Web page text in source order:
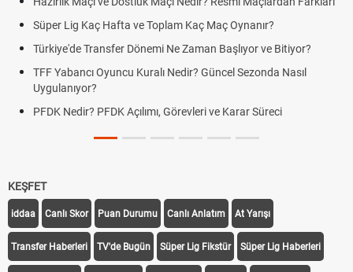
Süper Lig Kaç Hafta ve Toplam Kaç Maç Oynanır?
Türkiye'de Transfer Dönemi Ne Zaman Başlıyor ve Bitiyor?
TFF Yabancı Oyuncu Kuralı Nedir? Güncel Sezonda Nasıl
Uygulanıyor?
PFDK Nedir? PFDK Açılımı, Görevleri ve Karar Süreci
KEŞFET
iddaa Canlı Skor Puan Durumu Canlı Anlatım At Yarışı
Transfer Haberleri TV'de Bugün Süper Lig Fikstür Süper Lig Haberleri